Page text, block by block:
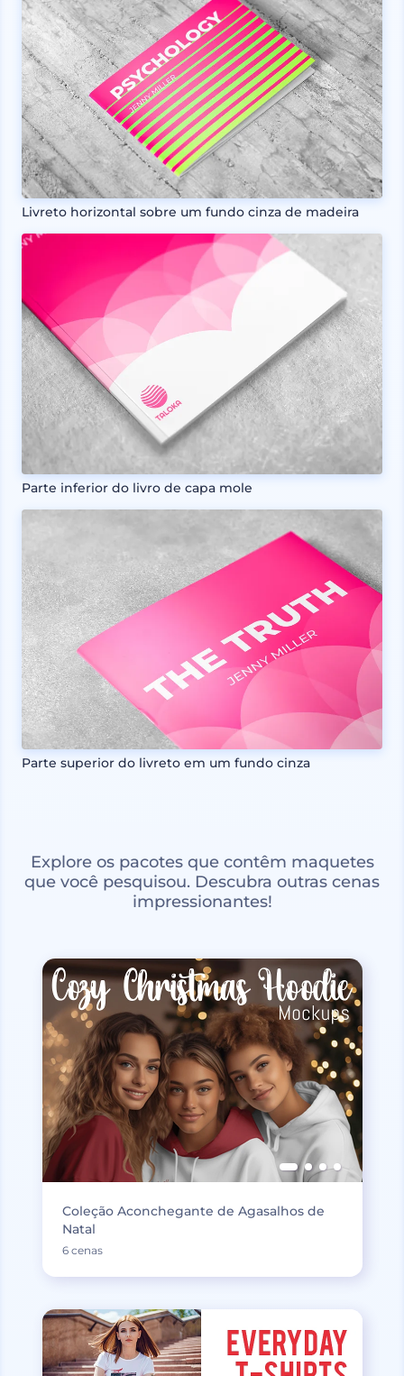
Livreto horizontal sobre um fundo cinza de madeira
Parte inferior do livro de capa mole
Parte superior do livreto em um fundo cinza
Explore os pacotes que contêm maquetes
que você pesquisou. Descubra outras cenas
impressionantes!
Coleção Aconchegante de Agasalhos de
Natal
6 cenas